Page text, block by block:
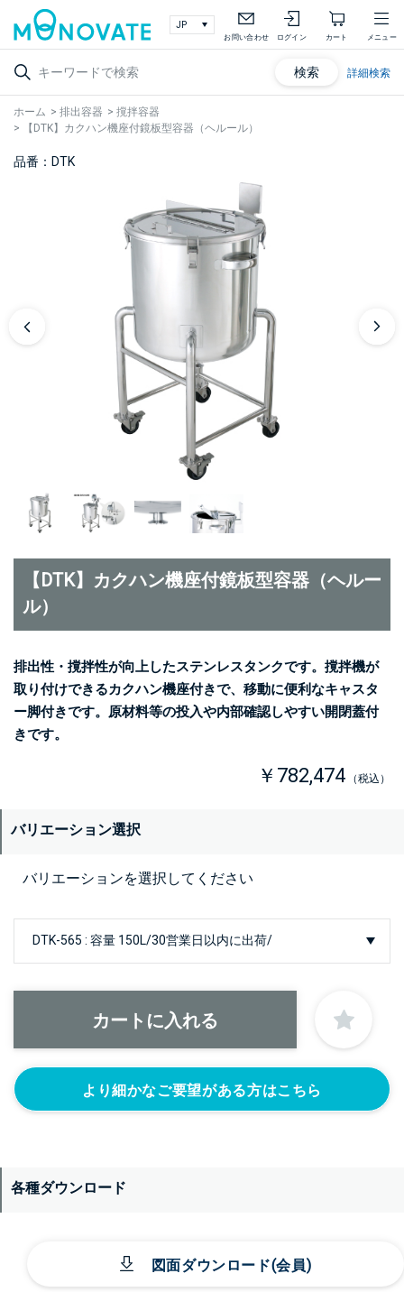
お問い合わせ ログイン カート メニュー
検索 詳細検索
ホーム > 排出容器 > 撹拌容器
>
【DTK】カクハン機座付鏡板型容器（ヘルール）
品番：DTK
【DTK】カクハン機座付鏡板型容器（ヘルー
ル）
排出性・撹拌性が向上したステンレスタンクです。撹拌機が
取り付けできるカクハン機座付きで、移動に便利なキャスタ
ー脚付きです。原材料等の投入や内部確認しやすい開閉蓋付
きです。
￥782,474 （税込）
バリエーション選択
バリエーションを選択してください
より細かなご要望がある方はこちら
各種ダウンロード
図面ダウンロード(会員)